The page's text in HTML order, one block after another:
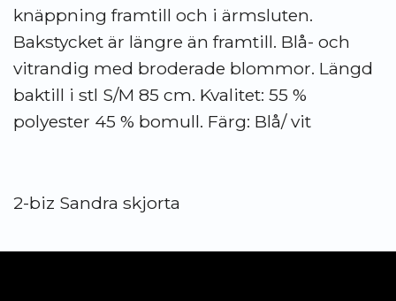
knäppning framtill och i ärmsluten.
Bakstycket är längre än framtill. Blå- och
vitrandig med broderade blommor. Längd
baktill i stl S/M 85 cm. Kvalitet: 55 %
polyester 45 % bomull. Färg: Blå/ vit
2-biz Sandra skjorta